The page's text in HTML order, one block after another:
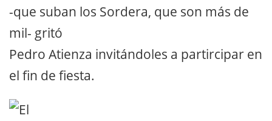
-que suban los Sordera, que son más de
mil- gritó
Pedro Atienza invitándoles a partircipar en
el fin de fiesta.
El